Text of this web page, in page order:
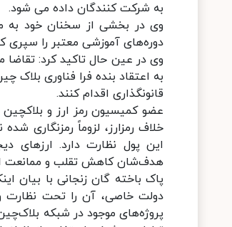
به شرکت کنندگان داده می شود.
وی در بخشی از سخنان خود به
دوره‌های آموزشی معتبر را سپری
وی در عین حال تاکید کرد: تقاضا
به اعتقاد بنده فرا فناوری
قانونگذاری اقدام کنند.
عضو کمیسیون رمز ارز و
خلاف رمزارز، لزوماً رمزنگاری
این پول نظارت دارد. ارزهای
هدف‌شان کاهش تقلب و ممانعت
پاک باخته گان زنجانی با بیان
دولت خاصی، آن را تحت نظارت و
پروژه‌های موجود در شبکه